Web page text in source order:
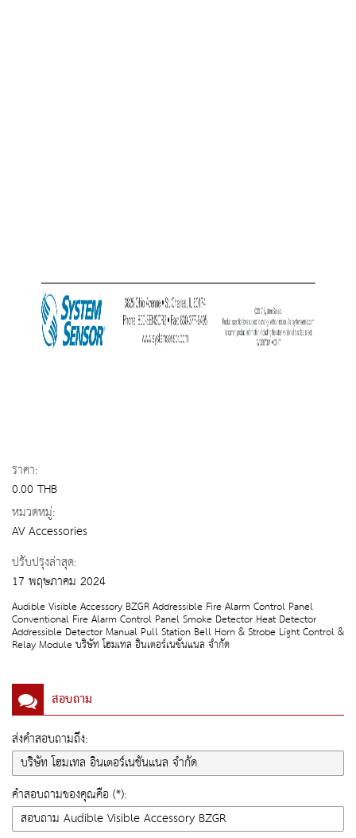
ราคา:
0.00 THB
หมวดหมู่:
AV Accessories
ปรับปรุงล่าสุด:
17 พฤษภาคม 2024
Audible Visible Accessory BZGR Addressible Fire Alarm Control Panel
Conventional Fire Alarm Control Panel Smoke Detector Heat Detector
Addressible Detector Manual Pull Station Bell Horn & Strobe Light Control &
Relay Module บริษัท โฮมเทล อินเตอร์เนชั่นแนล จำกัด
สอบถาม
ส่งคำสอบถามถึง:
คำสอบถามของคุณคือ (*):